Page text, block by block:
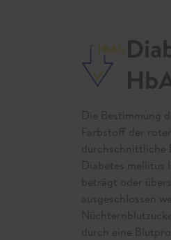
Die Bestimmung
Farbstoff der
durchschnittliche
Diabetes mellitus
beträgt oder
ausgeschlossen
durch eine